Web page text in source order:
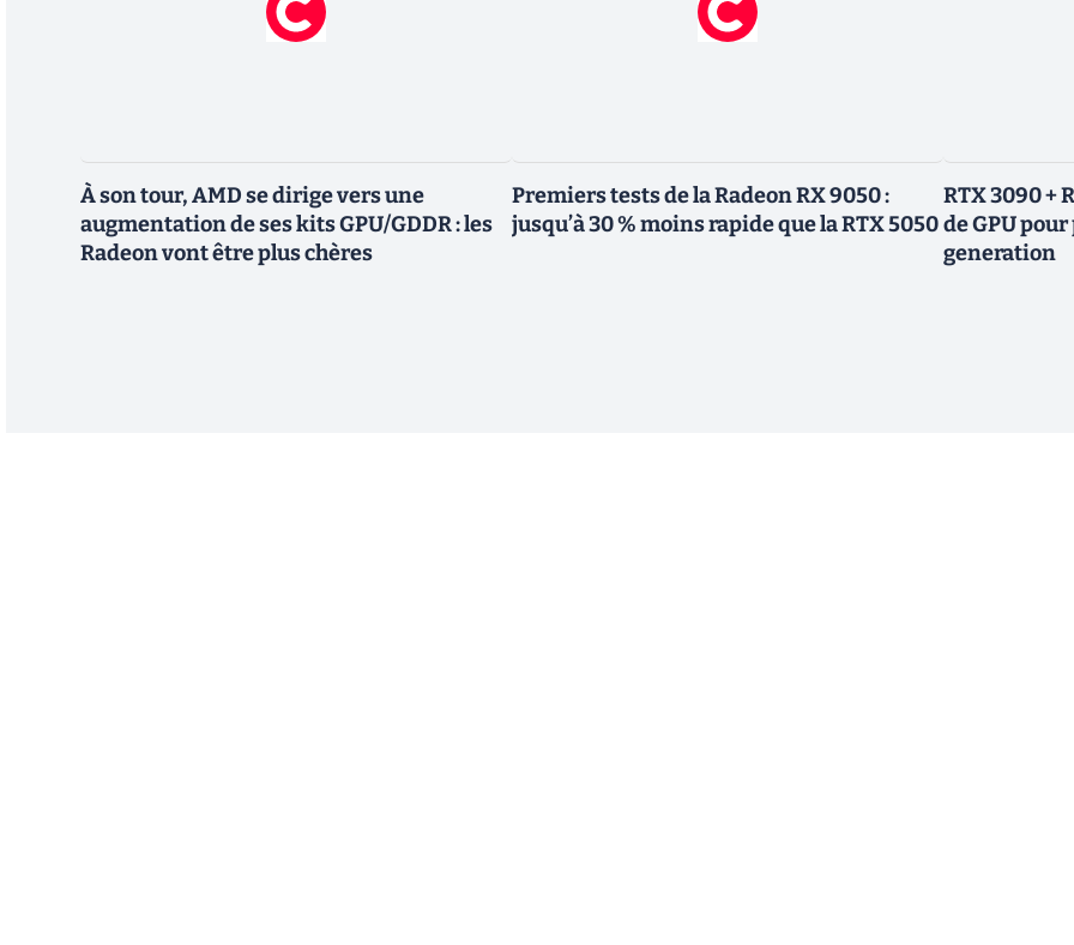
À son tour, AMD se dirige vers une
augmentation de ses kits GPU/GDDR : les
Radeon vont être plus chères
Premiers tests de la Radeon RX 9050 :
jusqu’à 30 % moins rapide que la RTX 5050
RTX 3090 +
de GPU
generation